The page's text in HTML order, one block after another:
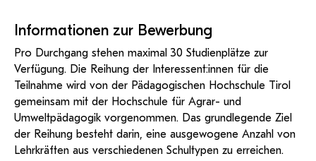
Informationen zur Bewerbung
Pro Durchgang stehen maximal 30 Studienplätze zur
Verfügung. Die Reihung der Interessent:innen für die
Teilnahme wird von der Pädagogischen Hochschule Tirol
gemeinsam mit der Hochschule für Agrar- und
Umweltpädagogik vorgenommen. Das grundlegende Ziel
der Reihung besteht darin, eine ausgewogene Anzahl von
Lehrkräften aus verschiedenen Schultypen zu erreichen.